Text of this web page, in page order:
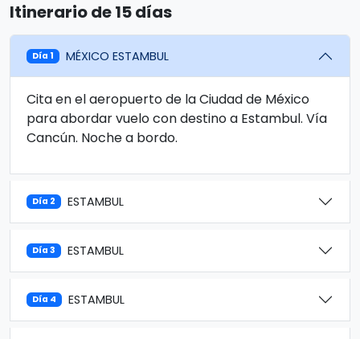
Itinerario de 15 días
Día 1 MÉXICO ESTAMBUL
Cita en el aeropuerto de la Ciudad de México
para abordar vuelo con destino a Estambul. Vía
Cancún. Noche a bordo.
Día 2 ESTAMBUL
Día 3 ESTAMBUL
Día 4 ESTAMBUL